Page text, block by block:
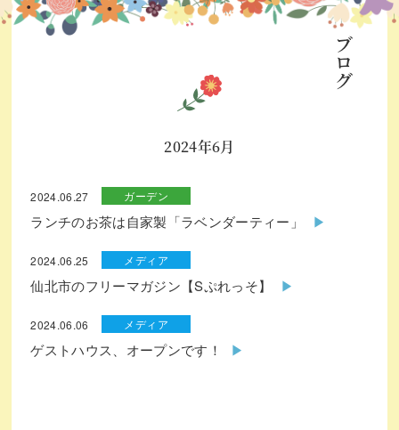
ブログ
2024年6月
2024.06.27 ガーデン
ランチのお茶は自家製「ラベンダーティー」
2024.06.25 メディア
仙北市のフリーマガジン【Sぷれっそ】
2024.06.06 メディア
ゲストハウス、オープンです！